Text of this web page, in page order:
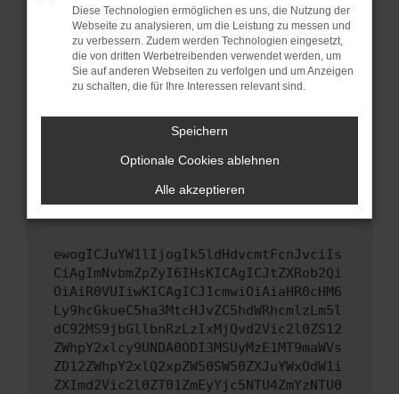
sind.
Veraltete Software birgt nicht nur ein
Sicherheitsrisiko, sondern kann auch dazu
führen, dass bestimmte Funktionen nicht mehr
unterstützt werden.
Wende dich an den Webseitenbetreiber.
Wenn du alle oben genannten Schritte versucht
hast, kontaktiere uns bitte. Wir werden
versuchen, das Problem zu beheben. Du kannst
uns diesen Text schicken, um uns bei der
ewogICJuYW1lIjogIk5ldHdvcmtFcnJvciIs
CiAgImNvbmZpZyI6IHsKICAgICJtZXRob2Qi
OiAiR0VUIiwKICAgICJ1cmwiOiAiaHR0cHM6
Ly9hcGkueC5ha3MtcHJvZC5hdWRhcmlzLm5l
dC92MS9jbGllbnRzLzIxMjQvd2Vic2l0ZS12
ZWhpY2xlcy9UNDA0ODI3MSUyMzE1MT9maWVs
ZD12ZWhpY2xlQ2xpZW50SW50ZXJuYWxOdW1i
ZXImd2Vic2l0ZT01ZmEyYjc5NTU4ZmYzNTU0
Diese Technologien ermöglichen es uns, die Nutzung der
Webseite zu analysieren, um die Leistung zu messen und
zu verbessern. Zudem werden Technologien eingesetzt,
die von dritten Werbetreibenden verwendet werden, um
Sie auf anderen Webseiten zu verfolgen und um Anzeigen
zu schalten, die für Ihre Interessen relevant sind.
Speichern
Optionale Cookies ablehnen
Alle akzeptieren